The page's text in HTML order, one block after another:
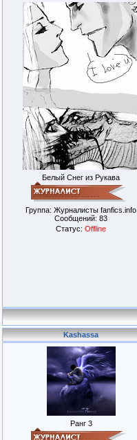
Белый Снег из Рукава
Группа: Журналисты fanfics.info
Сообщений: 83
Статус: Offline
Kashassa
Ранг 3